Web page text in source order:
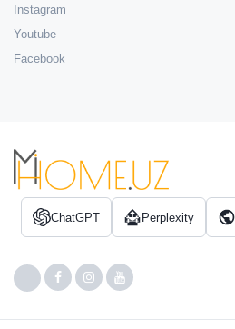
Instagram
Youtube
Facebook
ChatGPT Perplexity